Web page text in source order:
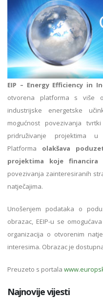
EIP – Energy Efficiency in
otvorena platforma s više
industrijske energetske
mogućnost povezivanja
pridruživanje projektima
Platforma olakšava
projektima koje financira
povezivanja zainteresiranih
natječajima.
Unošenjem podataka o
obrazac, EEIP-u se
organizacija o otvorenim
interesima. Obrazac je
Preuzeto s portala
Najnovije vijesti